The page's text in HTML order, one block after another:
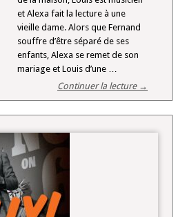
et Alexa fait la lecture à une
vieille dame. Alors que Fernand
souffre d’être séparé de ses
enfants, Alexa se remet de son
mariage et Louis d’une …
Continuer la lecture →